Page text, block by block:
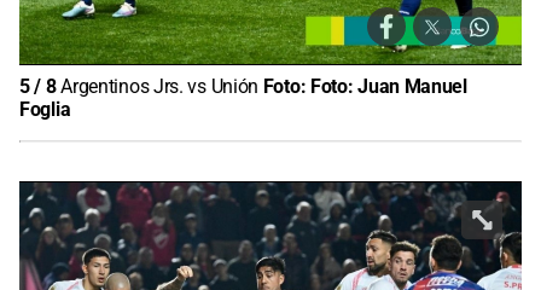
5/ 8Argentinos Jrs. vs Unión Foto: Foto: Juan Manuel
Foglia